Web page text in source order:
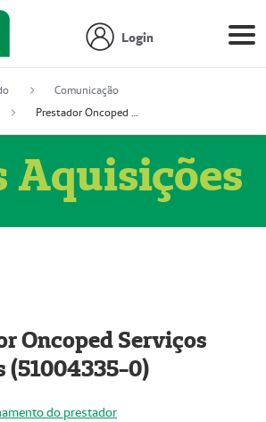
Login
Comunicação
Prestador Oncoped Serviços Médicos (51004335-0)
Aquisições
Oncoped Serviços
(51004335-0)
do prestador